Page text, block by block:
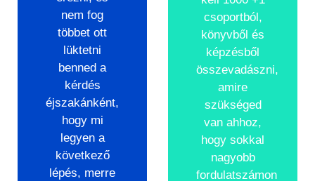
nem fog
többet ott
lüktetni
benned a
kérdés
éjszakánként,
hogy mi
legyen a
következő
lépés, merre
csoportból,
könyvből és
képzésből
összevadászni,
amire
szükséged
van ahhoz,
hogy sokkal
nagyobb
fordulatszámon